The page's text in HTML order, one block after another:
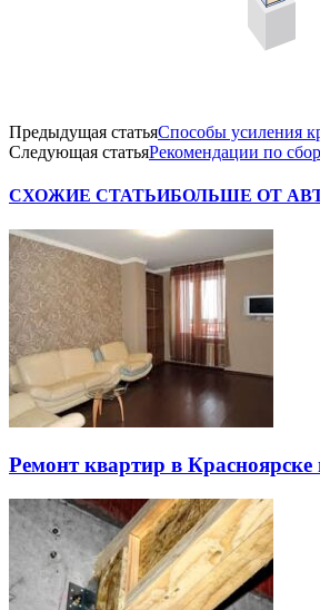
Предыдущая статьяСпособы усиления
Следующая статьяРекомендации по
СХОЖИЕ СТАТЬИБОЛЬШЕ ОТ
Ремонт квартир в